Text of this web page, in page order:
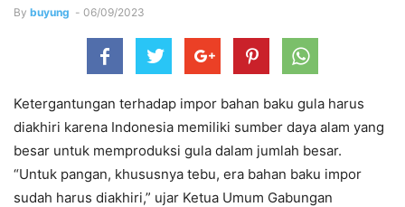
By buyung - 06/09/2023
Ketergantungan terhadap impor bahan baku gula harus
diakhiri karena Indonesia memiliki sumber daya alam yang
besar untuk memproduksi gula dalam jumlah besar.
“Untuk pangan, khususnya tebu, era bahan baku impor
sudah harus diakhiri,” ujar Ketua Umum Gabungan